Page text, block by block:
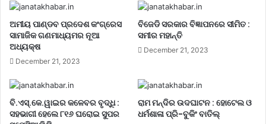
ଅମୀୟ ପାଣ୍ଡବ ପ୍ରଦେଶ କଂଗ୍ରେସ
ସାମାଜିକ ଗଣମାଧ୍ୟମର ନୂଆ
ଅଧ୍ୟକ୍ଷ
December 21, 2023
ବିଜେଡି ସରକାର ବିଜ୍ଞାପନରେ ସୀମିତ :
ସମୀର ମହାନ୍ତି
December 21, 2023
ବି.ଏସ୍.କେ.ୱାଇର କଳେବର ବୃଦ୍ଧି :
ସହଭାଗୀ ହେଲେ ୮୧୬ ଘରୋଇ ସୁପର
ରାମ ମନ୍ଦିର ଉଦଘାଟନ : ହୋଟେଲ ଓ
ଧର୍ମଶାଳା ପ୍ରି-ବୁକିଂ ବାତିଲ୍